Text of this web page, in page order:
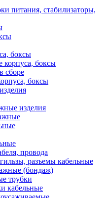
питания, стабилизаторы,
боксы
корпуса, боксы
сборе
боксы
изделия
провода
разъемы кабельные
(бондаж)
трубки
кабельные